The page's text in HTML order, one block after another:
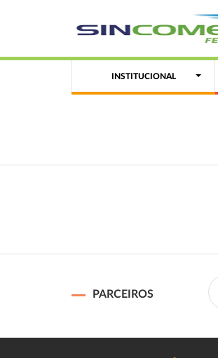
INSTITUCIONAL
PARCEIROS